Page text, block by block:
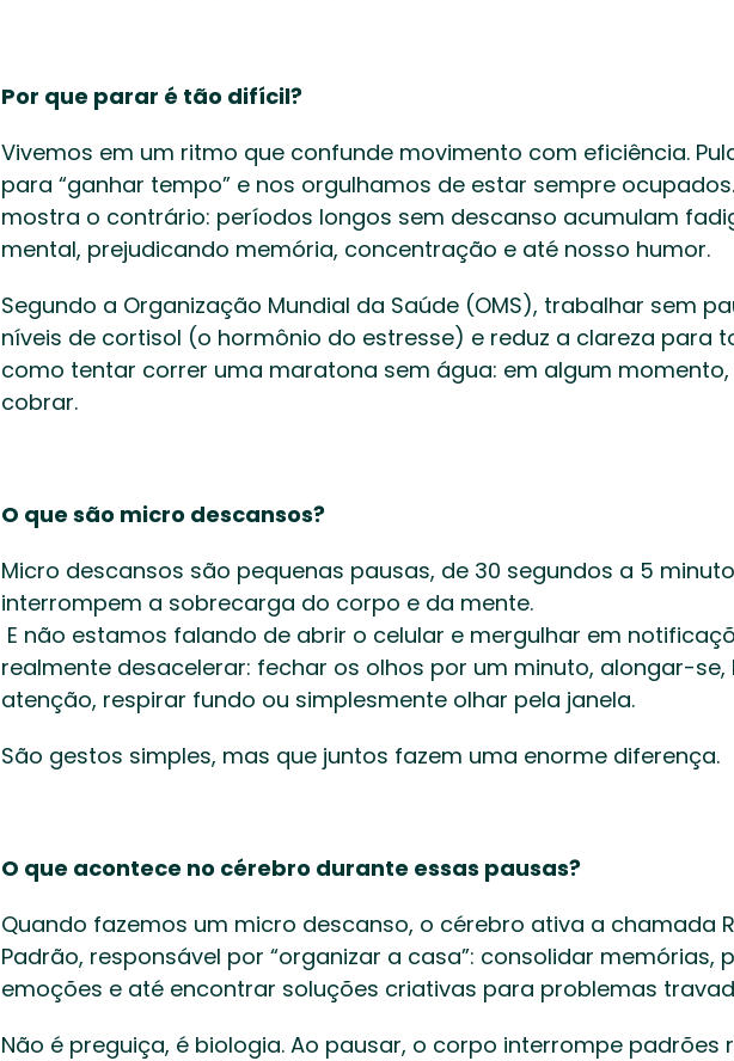
Por que parar é tão difícil?
Vivemos em um ritmo que confunde movimento com eficiência.
para “ganhar tempo” e nos orgulhamos de estar sempre
mostra o contrário: períodos longos sem descanso acumulam
mental, prejudicando memória, concentração e até nosso humor.
Segundo a Organização Mundial da Saúde (OMS), trabalhar sem
níveis de cortisol (o hormônio do estresse) e reduz a clareza para
como tentar correr uma maratona sem água: em algum
cobrar.
O que são micro descansos?
Micro descansos são pequenas pausas, de 30 segundos a 5
interrompem a sobrecarga do corpo e da mente.
realmente desacelerar: fechar os olhos por um minuto, alongar-
atenção, respirar fundo ou simplesmente olhar pela janela.
São gestos simples, mas que juntos fazem uma enorme diferença.
O que acontece no cérebro durante essas pausas?
Quando fazemos um micro descanso, o cérebro ativa a chamada
Padrão, responsável por “organizar a casa”: consolidar memórias,
emoções e até encontrar soluções criativas para problemas
Não é preguiça, é biologia. Ao pausar, o corpo interrompe padrões